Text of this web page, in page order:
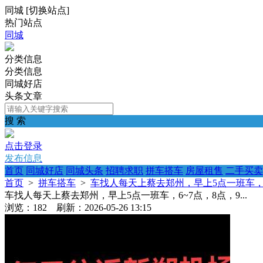
同城 [切换站点]
热门站点
同城
分类信息
分类信息
同城好店
头条文章
搜 索
点击登录
发布信息
首页 同城好店 同城头条 招聘求职 拼车搭车 房屋租售 二手买卖
首页 > 拼车搭车 > 车找人每天上蔡去郑州，早上5点一班车
车找人每天上蔡去郑州，早上5点一班车，6~7点，8点，9...
浏览：182 刷新：2026-05-26 13:15